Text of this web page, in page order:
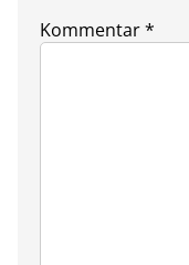
Kommentar*